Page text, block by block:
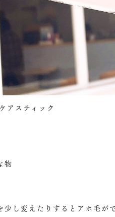
アスティック
物
少し変えたりするとアホ毛が